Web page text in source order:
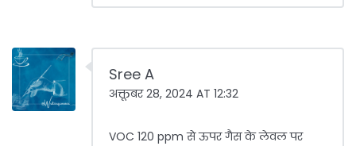
Sree A
अक्तूबर 28, 2024 AT 12:32
VOC 120 ppm से ऊपर गैस के लेवल पर